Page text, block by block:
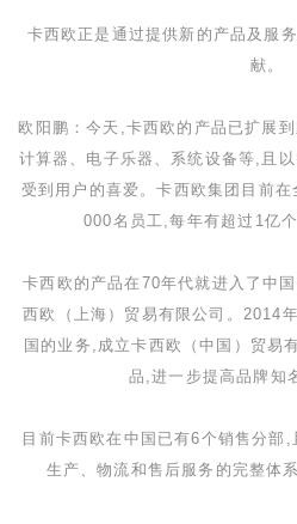
卡西欧正是通过提供新的产品及服
献。
欧阳鹏：今天,卡西欧的产品已扩展
计算器、电子乐器、系统设备等,且
受到用户的喜爱。卡西欧集团目前在
000名员工,每年有超过 1 亿
卡西欧的产品在 70年代就进入了中国
西欧（上海）贸易有限公司。 2014年
国的业务,成立卡西欧（中国）贸易
品,进一步提高品牌知
目前卡西欧在中国已有6个销售分部,
生产、物流和售后服务的完整体